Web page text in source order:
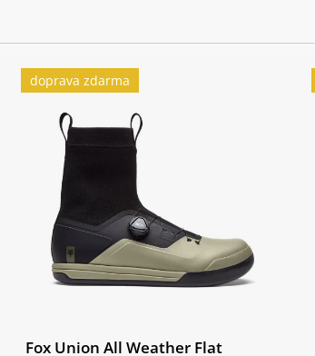
doprava zdarma
Fox Union All Weather Flat